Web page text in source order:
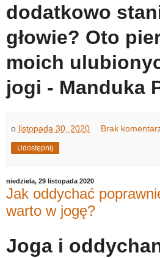
dodatkowo
głowie? Oto
moich
jogi - Manduka
o listopada 30, 2020 Brak
Udostępnij
niedziela, 29 listopada 2020
Jak oddychać
warto w jogę?
Joga i